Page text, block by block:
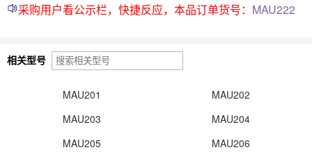
采购用户看公示栏，快捷反应，本品订单货号： MAU222
相关型号
MAU201
MAU202
MAU203
MAU204
MAU205
MAU206